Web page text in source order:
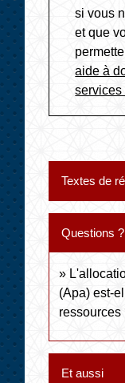
si vous
et que
aide à
services
Textes de
Questions
(Apa) est-
ressources
Et aussi